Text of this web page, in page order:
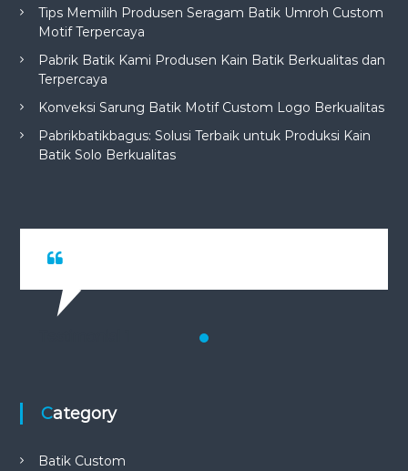
Tips Memilih Produsen Seragam Batik Umroh Custom
Motif Terpercaya
Pabrik Batik Kami Produsen Kain Batik Berkualitas dan
Terpercaya
Konveksi Sarung Batik Motif Custom Logo Berkualitas
Pabrikbatikbagus: Solusi Terbaik untuk Produksi Kain
Batik Solo Berkualitas
Category
Batik Custom